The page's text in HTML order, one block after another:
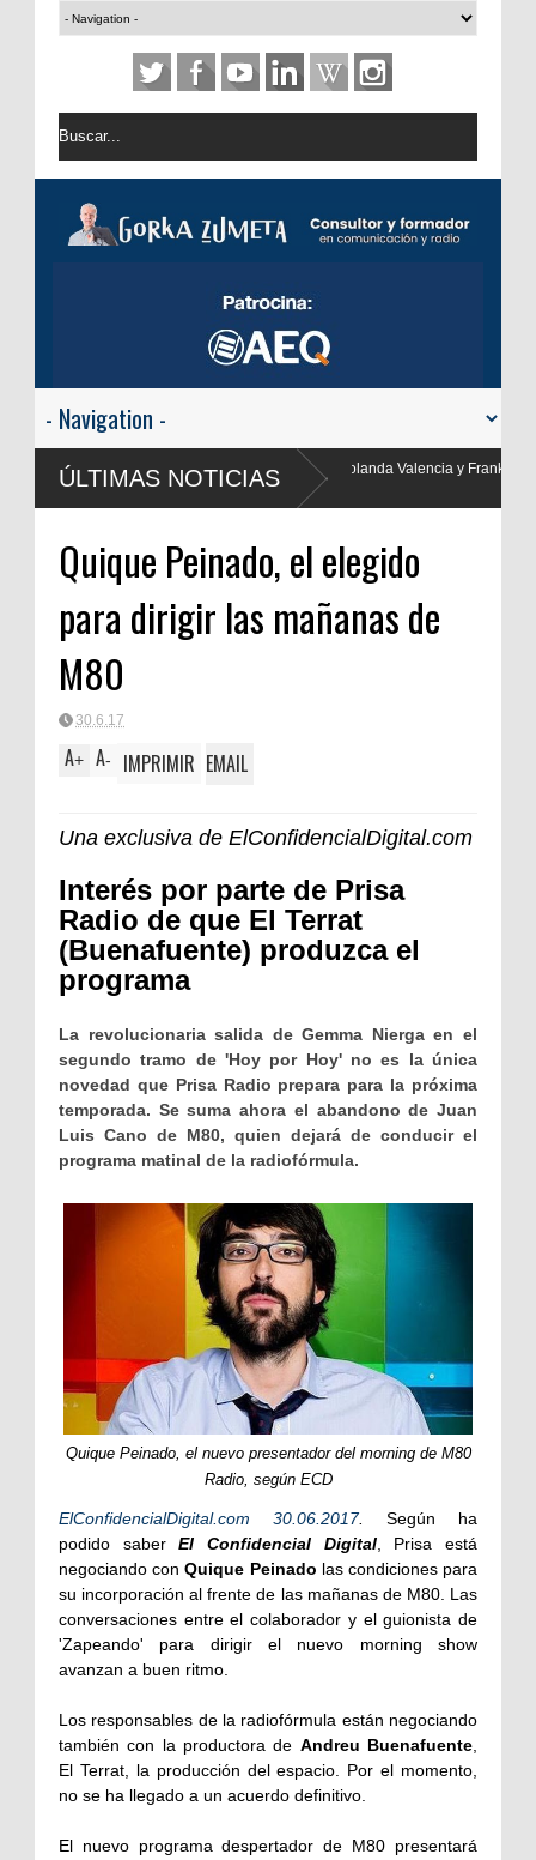
ÚLTIMAS NOTICIAS
y Frank Blanco regresan a
Quique Peinado, el elegido
para dirigir las mañanas de
M80
30.6.17
A+ A- IMPRIMIR EMAIL
Una exclusiva de ElConfidencialDigital.com
Interés por parte de Prisa
Radio de que El Terrat
(Buenafuente) produzca el
programa
La revolucionaria salida de Gemma Nierga en el
segundo tramo de 'Hoy por Hoy' no es la única
novedad que Prisa Radio prepara para la próxima
temporada. Se suma ahora el abandono de Juan
Luis Cano de M80, quien dejará de conducir el
programa matinal de la radiofórmula.
Quique Peinado, el nuevo presentador del morning de M80
Radio, según ECD
ElConfidencialDigital.com 30.06.2017.
Según ha
podido saberEl Confidencial Digital, Prisa está
negociando conQuique Peinado las condiciones para
su incorporación al frente de las mañanas de M80. Las
conversaciones entre el colaborador y el guionista de
'Zapeando' para dirigir el nuevo morning show
avanzan a buen ritmo.
Los responsables de la radiofórmula están negociando
también con la productora de Andreu Buenafuente,
El Terrat, la producción del espacio. Por el momento,
no se ha llegado a un acuerdo definitivo.
El nuevo programa despertador de M80 presentará